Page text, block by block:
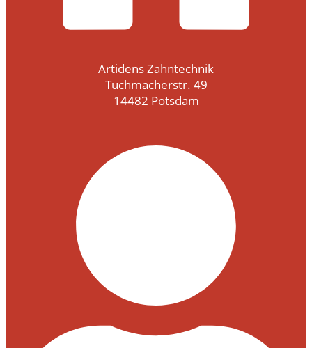
Artidens Zahntechnik
Tuchmacherstr. 49
14482 Potsdam